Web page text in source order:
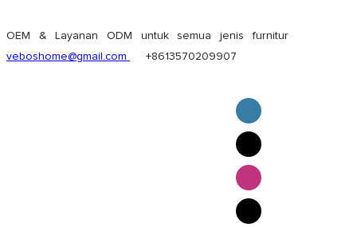
OEM & Layanan ODM untuk semua jenis furnitur
veboshome@gmail.com
+8613570209907
English